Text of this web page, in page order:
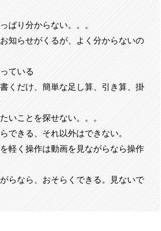
ぱり分からない。。。
知らせがくるが、よく分からないの
ている
くだけ、簡単な足し算、引き算、掛
いことを探せない。。。
できる、それ以外はできない。
軽く操作は動画を見ながらなら操作
らなら、おそらくできる。見ないで